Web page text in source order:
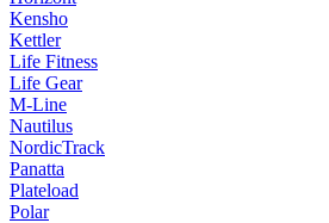
Kensho
Kettler
Life Fitness
Life Gear
M-Line
Nautilus
NordicTrack
Panatta
Plateload
Polar